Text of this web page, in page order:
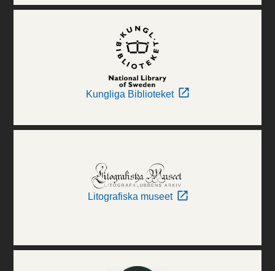
Kungliga Biblioteket
Litografiska museet